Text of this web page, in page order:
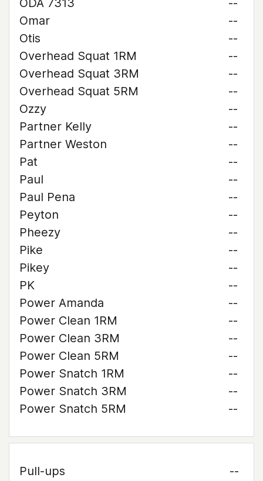
ODA 7313
--
Omar
--
Otis
--
Overhead Squat 1RM
--
Overhead Squat 3RM
--
Overhead Squat 5RM
--
Ozzy
--
Partner Kelly
--
Partner Weston
--
Pat
--
Paul
--
Paul Pena
--
Peyton
--
Pheezy
--
Pike
--
Pikey
--
PK
--
Power Amanda
--
Power Clean 1RM
--
Power Clean 3RM
--
Power Clean 5RM
--
Power Snatch 1RM
--
Power Snatch 3RM
--
Power Snatch 5RM
--
Pull-ups
--